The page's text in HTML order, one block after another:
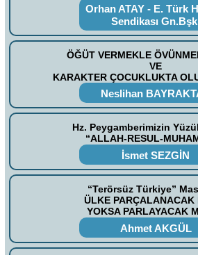
Orhan ATAY - E. Türk
Sendikası
ÖĞÜT VERMEKLE
VE
KARAKTER ÇOCUKLUKTA
Neslihan
Hz. Peygamberimizin
“ALLAH-RESUL-
İsmet SEZGİN
“Terörsüz Türkiye”
ÜLKE PARÇALANACAK
YOKSA PARLAYACAK
Ahmet AKGÜL